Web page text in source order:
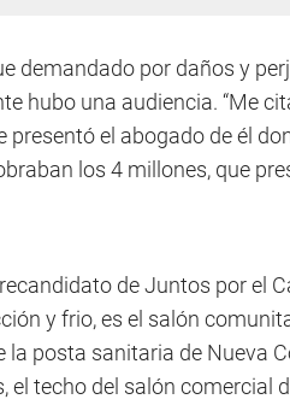
demandado por daños y
hubo una audiencia. “Me
presentó el abogado de él
los 4 millones, que
de Juntos por el
y frio, es el salón
la posta sanitaria de Nueva
el techo del salón comercial